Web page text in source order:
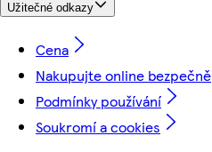
Užitečné odkazy
Cena
Nakupujte online bezpečně
Podmínky používání
Soukromí a cookies